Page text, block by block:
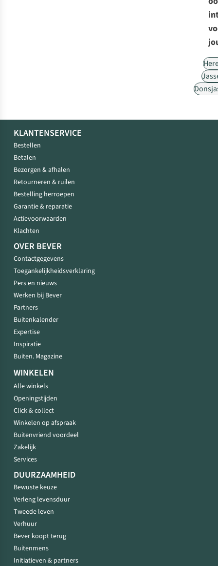
KLANTENSERVICE
Bestellen
Betalen
Bezorgen & afhalen
Retourneren & ruilen
Bestelling herroepen
Garantie & reparatie
Actievoorwaarden
Klachten
OVER BEVER
Contactgegevens
Toegankelijkheidsverklaring
Pers en nieuws
Werken bij Bever
Partners
Buitenkalender
Expertise
Inspiratie
Buiten. Magazine
WINKELEN
Alle winkels
Openingstijden
Click & collect
Winkelen op afspraak
Buitenvriend voordeel
Zakelijk
Services
DUURZAAMHEID
Bewuste keuze
Verleng levensduur
Tweede leven
Verhuur
Bever koopt terug
Buitenmens
Initiatieven & partners